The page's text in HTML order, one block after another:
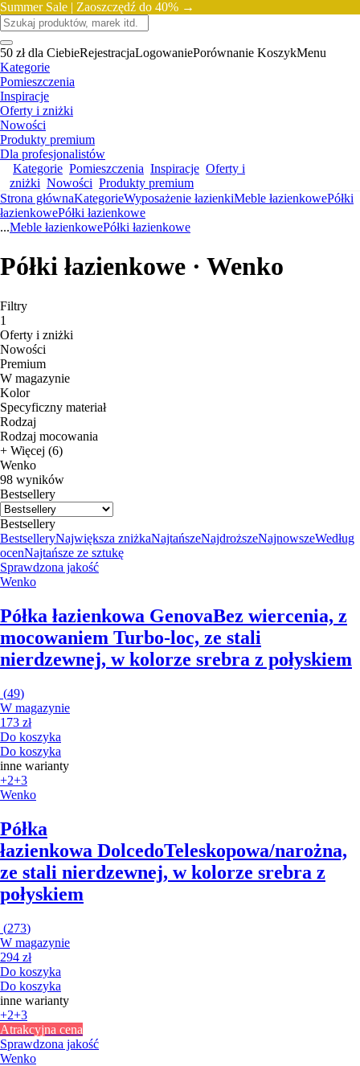
Summer Sale | Zaoszczędź do 40% →
50 zł dla CiebieRejestracjaLogowaniePorównanie KoszykMenu
Kategorie
Pomieszczenia
Inspiracje
Oferty i zniżki
Nowości
Produkty premium
Dla profesjonalistów
Kategorie Pomieszczenia Inspiracje Oferty i
zniżki Nowości Produkty premium
Strona głównaKategorieWyposażenie łazienkiMeble łazienkowePółki
łazienkowePółki łazienkowe
...Meble łazienkowePółki łazienkowe
Półki łazienkowe · Wenko
Filtry
1
Oferty i zniżki
Nowości
Premium
W magazynie
Kolor
Specyficzny materiał
Rodzaj
Rodzaj mocowania
+ Więcej (6)
Wenko
98 wyników
Bestsellery
Bestsellery
BestselleryNajwiększa zniżkaNajtańszeNajdroższeNajnowszeWedług
ocenNajtańsze ze sztukę
Sprawdzona jakość
Wenko
Półka łazienkowa GenovaBez wiercenia, z
mocowaniem Turbo-loc, ze stali
nierdzewnej, w kolorze srebra z połyskiem
(49)
W magazynie
173 zł
Do koszyka
Do koszyka
inne warianty
+2+3
Wenko
Półka
łazienkowa DolcedoTeleskopowa/narożna,
ze stali nierdzewnej, w kolorze srebra z
połyskiem
(273)
W magazynie
294 zł
Do koszyka
Do koszyka
inne warianty
+2+3
Atrakcyjna cena
Sprawdzona jakość
Wenko